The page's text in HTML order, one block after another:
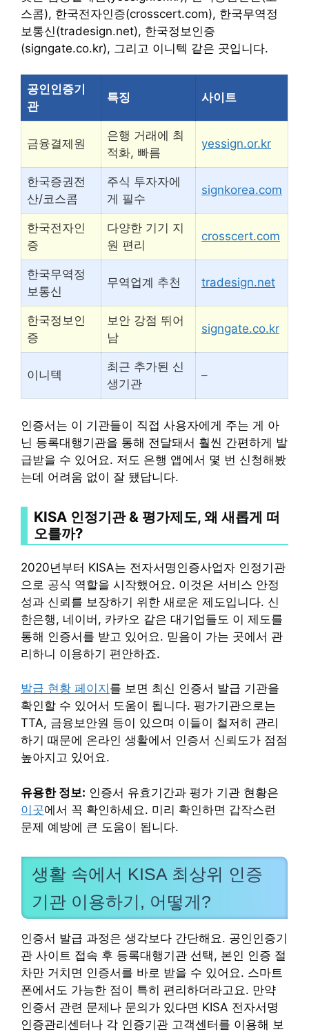
스콤), 한국전자인증(crosscert.com), 한국무역정
보통신(tradesign.net), 한국정보인증
(signgate.co.kr), 그리고 이니텍 같은 곳입니다.
공인인증기
관
특징 사이트
금융결제원
은행 거래에 최
적화, 빠름
yessign.or.kr
한국증권전
산/코스콤
주식 투자자에
게 필수
signkorea.com
한국전자인
증
다양한 기기 지
원 편리
crosscert.com
한국무역정
보통신
무역업계 추천 tradesign.net
한국정보인
증
보안 강점 뛰어
남
signgate.co.kr
이니텍
최근 추가된 신
생기관
–
인증서는 이 기관들이 직접 사용자에게 주는 게 아
닌 등록대행기관을 통해 전달돼서 훨씬 간편하게 발
급받을 수 있어요. 저도 은행 앱에서 몇 번 신청해봤
는데 어려움 없이 잘 됐답니다.
KISA 인정기관 & 평가제도, 왜 새롭게 떠
오를까?
2020년부터 KISA는 전자서명인증사업자 인정기관
으로 공식 역할을 시작했어요. 이것은 서비스 안정
성과 신뢰를 보장하기 위한 새로운 제도입니다. 신
한은행, 네이버, 카카오 같은 대기업들도 이 제도를
통해 인증서를 받고 있어요. 믿음이 가는 곳에서 관
리하니 이용하기 편안하죠.
발급 현황 페이지 를 보면 최신 인증서 발급 기관을
확인할 수 있어서 도움이 됩니다. 평가기관으로는
TTA, 금융보안원 등이 있으며 이들이 철저히 관리
하기 때문에 온라인 생활에서 인증서 신뢰도가 점점
높아지고 있어요.
유용한 정보: 인증서 유효기간과 평가 기관 현황은
이곳에서 꼭 확인하세요. 미리 확인하면 갑작스런
문제 예방에 큰 도움이 됩니다.
생활 속에서 KISA 최상위 인증
기관 이용하기, 어떻게?
인증서 발급 과정은 생각보다 간단해요. 공인인증기
관 사이트 접속 후 등록대행기관 선택, 본인 인증 절
차만 거치면 인증서를 바로 받을 수 있어요. 스마트
폰에서도 가능한 점이 특히 편리하더라고요. 만약
인증서 관련 문제나 문의가 있다면 KISA 전자서명
인증관리센터나 각 인증기관 고객센터를 이용해 보